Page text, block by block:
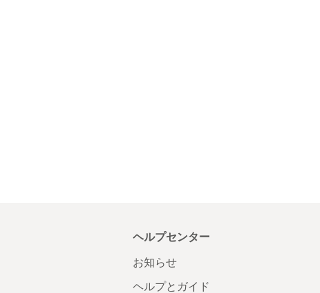
ヘルプセンター
お知らせ
ヘルプとガイド